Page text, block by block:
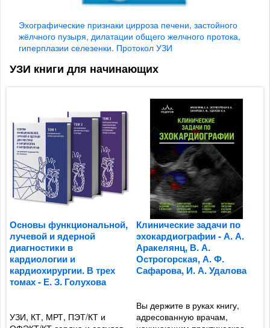
Эхографические признаки цирроза печени, застойного
жёлчного пузыря, дилатации общего желчного протока,
гиперплазии селезенки. Протокол УЗИ
УЗИ книги для начинающих
Основы функциональной,
лучевой и ядерной
диагностики в
кардиологии и
кардиохирургии. В трех
томах - Е. З. Голухова
УЗИ, КТ, МРТ, ПЭТ/КТ и
Клинические задачи по
эхокардиографии - А. А.
Аракелянц, В. А.
Острогорская, А. Ф.
Сафарова, И. А. Удалова
Вы держите в руках книгу,
адресованную врачам,